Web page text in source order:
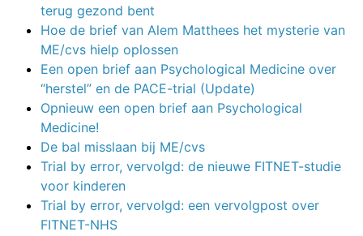
terug gezond bent
Hoe de brief van Alem Matthees het mysterie van
ME/cvs hielp oplossen
Een open brief aan Psychological Medicine over
“herstel” en de PACE-trial (Update)
Opnieuw een open brief aan Psychological
Medicine!
De bal misslaan bij ME/cvs
Trial by error, vervolgd: de nieuwe FITNET-studie
voor kinderen
Trial by error, vervolgd: een vervolgpost over
FITNET-NHS